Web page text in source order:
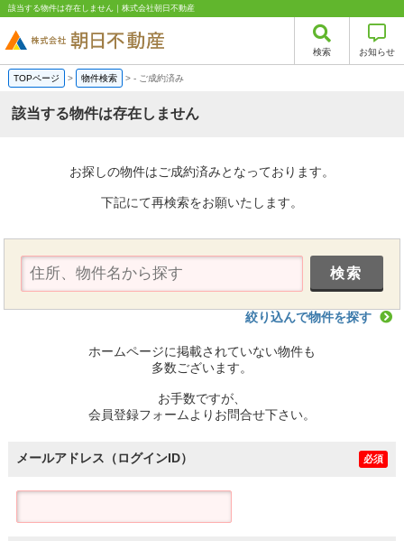
該当する物件は存在しません｜株式会社朝日不動産
検索 お知らせ
TOPページ > 物件検索 >- ご成約済み
該当する物件は存在しません
お探しの物件はご成約済みとなっております。
下記にて再検索をお願いたします。
絞り込んで物件を探す
ホームページに掲載されていない物件も
多数ございます。
お手数ですが、
会員登録フォームよりお問合せ下さい。
メールアドレス（ログインID） 必須